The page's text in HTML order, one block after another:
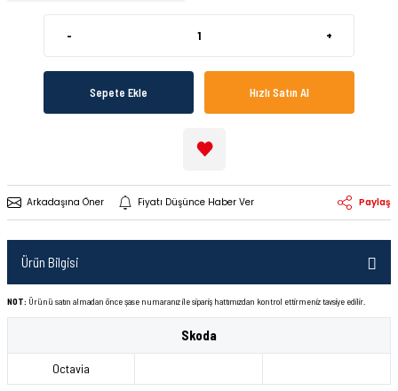
- +
Sepete Ekle Hızlı Satın Al
Arkadaşına Öner Fiyatı Düşünce Haber Ver Paylaş
Ürün Bilgisi
NOT: Ürünü satın almadan önce şase numaranız ile sipariş hattımızdan kontrol ettirmeniz tavsiye edilir.
Skoda
Octavia